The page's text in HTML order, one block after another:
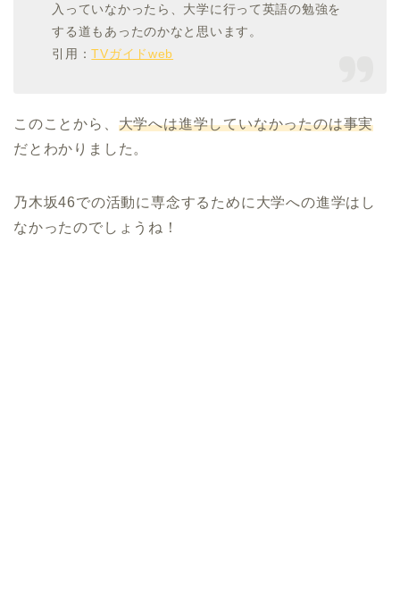
入っていなかったら、大学に行って英語の勉強を
する道もあったのかなと思います。
引用：TVガイドweb
このことから、 大学へは進学していなかったのは事実
だとわかりました。
乃木坂46での活動に専念するために大学への進学はし
なかったのでしょうね！